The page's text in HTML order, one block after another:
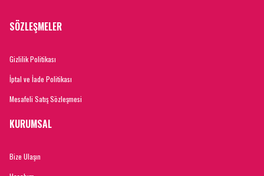
SÖZLEŞMELER
Gizlilik Politikası
İptal ve İade Politikası
Mesafeli Satış Sözleşmesi
KURUMSAL
Bize Ulaşın